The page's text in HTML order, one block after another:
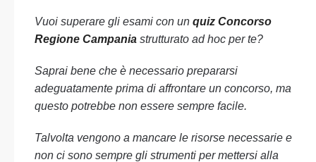
Vuoi superare gli esami con un quiz Concorso
Regione Campania strutturato ad hoc per te?
Saprai bene che è necessario prepararsi
adeguatamente prima di affrontare un concorso, ma
questo potrebbe non essere sempre facile.
Talvolta vengono a mancare le risorse necessarie e
non ci sono sempre gli strumenti per mettersi alla